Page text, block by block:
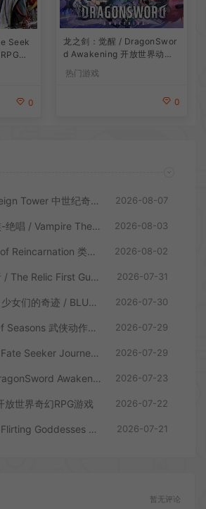
Seek
游
0
龙之剑：觉醒 / DragonSwor
d Awakening 开放世界动作R
PG游戏
热门游戏
0
君王之塔 / Sovereign Tower 中世纪奇幻模拟RPG游戏 2026-08-07
吸血鬼：避世血族-绝唱 / Vampire The Masquerade Swansong 2026-08-03
轮回之兽 / Beast of Reincarnation 类魂硬核动作RPG游戏 2026-08-02
遗迹：第一守护者 / The Relic First Guardian 类魂动作RPG游戏 2026-07-31
蔚蓝反射四重奏：少女们的奇迹 / BLUE REFLECTION Quartet 卡通回合制RPG游戏 2026-07-30
亦春秋 / Power Of Seasons 武侠动作ARPG游戏 2026-07-29
天命奇御：归途 / Fate Seeker Journey 肉鸽动作RPG游戏 2026-07-29
龙之剑：觉醒 / DragonSword Awakening 开放世界动作RPG游戏 2026-07-23
世界奇幻RPG游戏 2026-07-22
我靠挂机撩女神 / Flirting Goddesses by AFK 休闲放置RPG游戏 2026-07-21
暂无评论